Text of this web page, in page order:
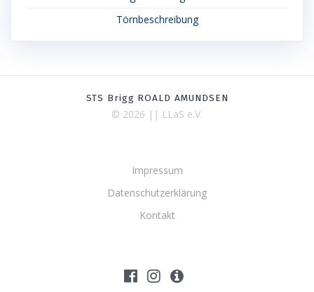
Törnbeschreibung
STS Brigg ROALD AMUNDSEN
© 2026 || LLaS e.V.
Impressum
Datenschutzerklärung
Kontakt